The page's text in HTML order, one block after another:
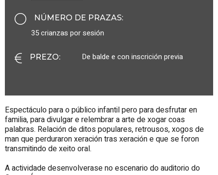
NÚMERO DE PRAZAS:
35 crianzas por sesión
PREZO: De balde e con inscrición previa
Espectáculo para o público infantil pero para desfrutar en
familia, para divulgar e relembrar a arte de xogar coas
palabras. Relación de ditos populares, retrousos, xogos de
man que perduraron xeración tras xeración e que se foron
transmitindo de xeito oral.
A actividade desenvolverase no escenario do auditorio do